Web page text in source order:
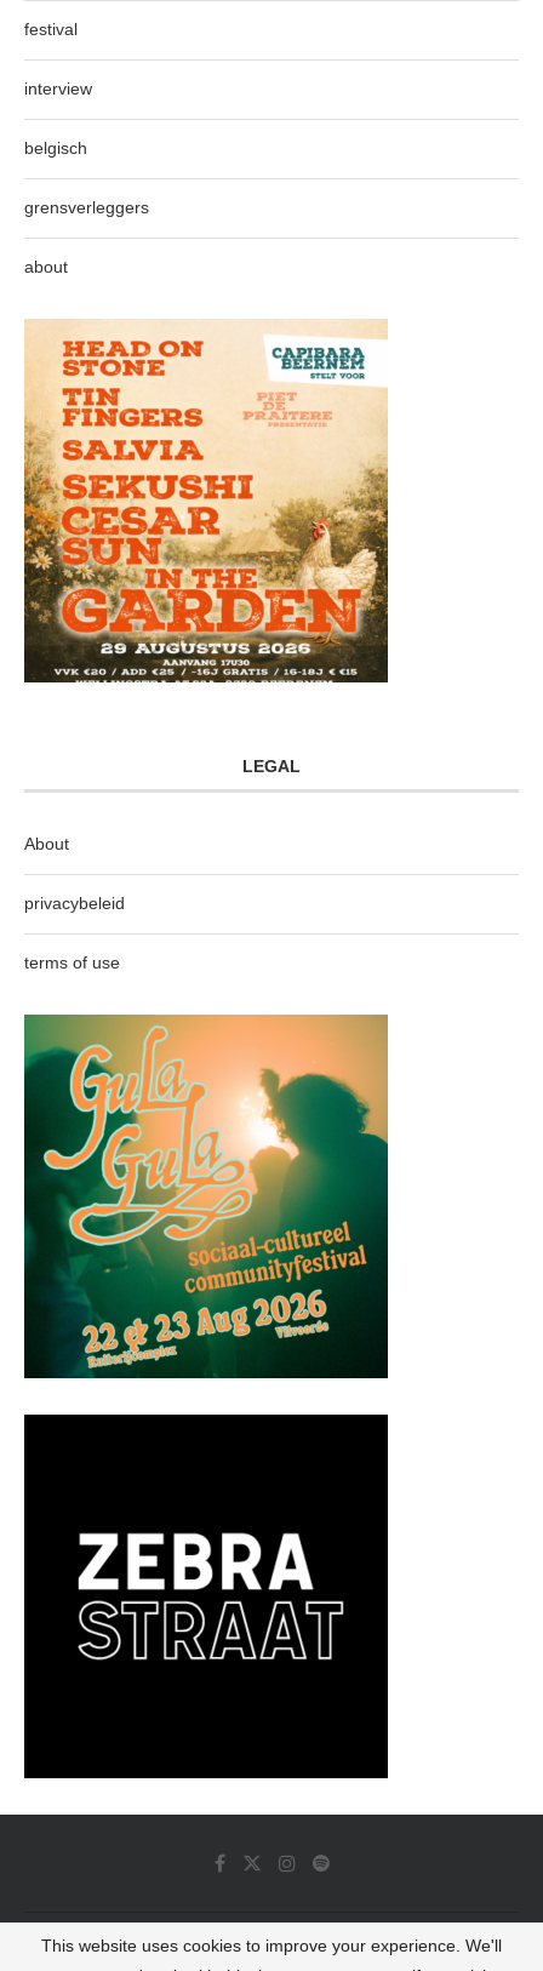
festival
interview
belgisch
grensverleggers
about
LEGAL
About
privacybeleid
terms of use
© 2022 - Luminous Dash All Rights Reserved
This website uses cookies to improve your experience. We'll